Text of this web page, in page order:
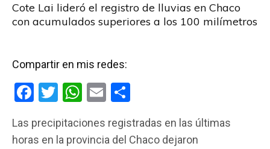
Cote Lai lideró el registro de lluvias en Chaco
con acumulados superiores a los 100 milímetros
Compartir en mis redes:
F
ce
T
tt
W
at
E
ail m
Las precipitaciones registradas en las últimas
horas en la provincia del Chaco dejaron